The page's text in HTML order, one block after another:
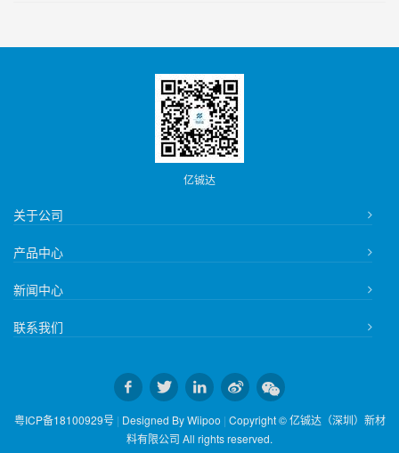
亿铖达
关于公司
产品中心
新闻中心
联系我们
粤ICP备18100929号| Designed By Wiipoo | Copyright © 亿铖达（深圳）新材
料有限公司 All rights reserved.